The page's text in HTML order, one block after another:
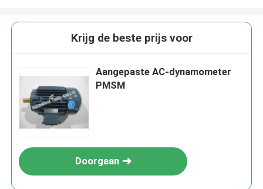
Krijg de beste prijs voor
Aangepaste AC-dynamometer
PMSM
Doorgaan